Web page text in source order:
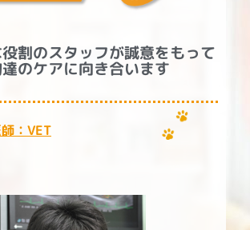
割のスタッフが誠意をもって
のケアに向き合います
：VET